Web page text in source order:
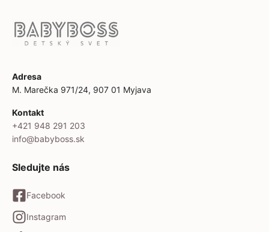
Adresa
M. Marečka 971/24, 907 01 Myjava
Kontakt
+421 948 291 203
info@babyboss.sk
Sledujte nás
Facebook
Instagram